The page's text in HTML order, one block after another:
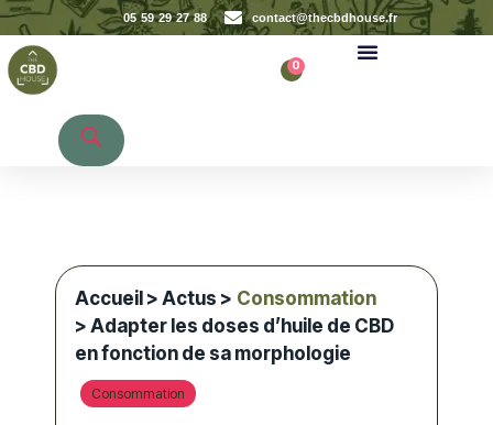
05 59 29 27 88 contact@thecbdhouse.fr
0
Accueil >Actus > Consommation
> Adapter les doses d’huile de CBD
en fonction de sa morphologie
Consommation